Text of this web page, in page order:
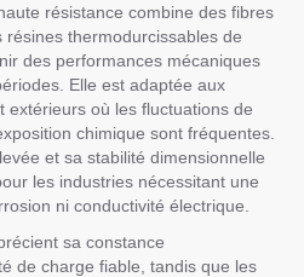
résistance combine des fibres
thermodurcissables de
des performances mécaniques
Elle est adaptée aux
extérieurs où les fluctuations de
chimique sont fréquentes.
et sa stabilité dimensionnelle
les industries nécessitant une
ni conductivité électrique.
sa constance
de charge fiable, tandis que les